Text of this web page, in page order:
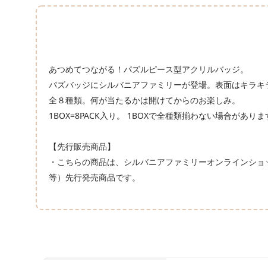
あつめてつながる！パズルピース型アクリルバッジ。
パズバッジにシルバニアファミリーが登場。表面はキラキ
全８種類。何が当たるかは開けてからのお楽しみ。
1BOX=8PACK入り。 1BOXで全種類揃わない場合がありま
【先行販売商品】
・こちらの商品は、シルバニアファミリーオンラインシ
等）先行発売商品です。